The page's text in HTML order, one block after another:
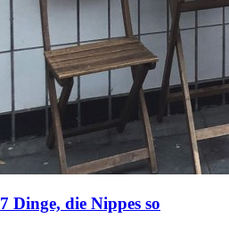
7 Dinge, die Nippes so